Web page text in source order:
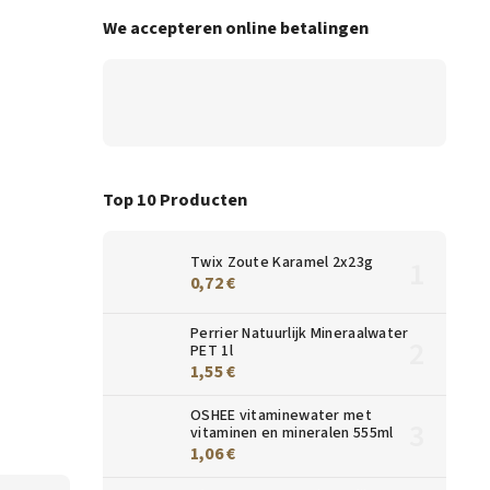
We accepteren online betalingen
Top 10 Producten
Twix Zoute Karamel 2x23g
0,72 €
Perrier Natuurlijk Mineraalwater
PET 1l
1,55 €
OSHEE vitaminewater met
vitaminen en mineralen 555ml
1,06 €